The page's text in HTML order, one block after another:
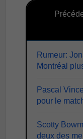
Rumeur:
Montréal
Pascal
pour le
Scotty
deux des